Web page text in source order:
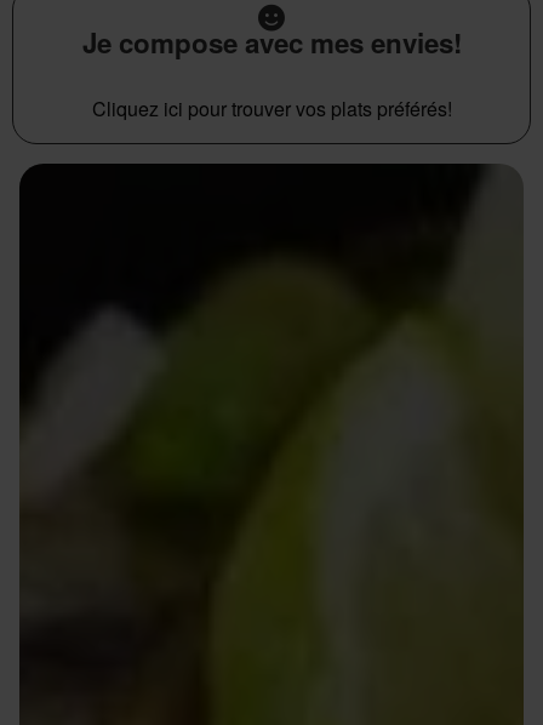
Je compose avec mes envies!
Cliquez ici pour trouver vos plats préférés!